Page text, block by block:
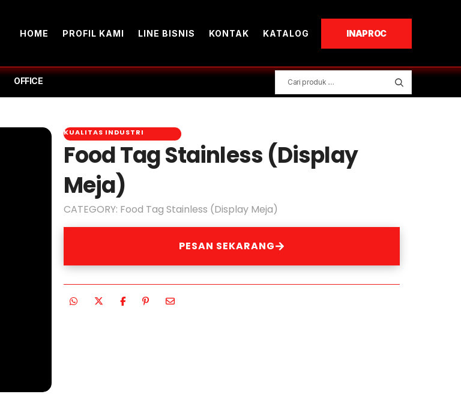
HOME PROFIL KAMI LINE BISNIS KONTAK KATALOG INAPROC
OFFICE
KUALITAS INDUSTRI
Food Tag Stainless (Display
Meja)
CATEGORY: Food Tag Stainless (Display Meja)
PESAN SEKARANG